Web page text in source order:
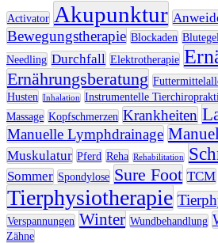
Activator Akupunktur
Bewegungstherapie Blockaden Blutegel
Needling Durchfall Elektrotherapie
Ernährungsberatung
Husten Inhalation Instrumentelle
Massage Kopfschmerzen Krankheiten
Manuelle Lymphdrainage
Muskulatur Pferd Reha Rehabilitation
Sommer Spondylose Sure Foot TCM
Tierphysiotherapie
Verspannungen Winter Wundbehandlung
Zähne